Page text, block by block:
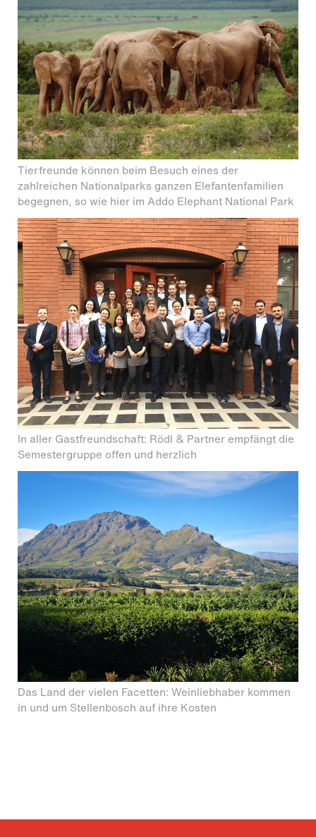
Tierfreunde können beim Besuch eines der
zahlreichen Nationalparks ganzen Elefantenfamilien
begegnen, so wie hier im Addo Elephant National Park
In aller Gastfreundschaft: Rödl & Partner empfängt die
Semestergruppe offen und herzlich
Das Land der vielen Facetten: Weinliebhaber kommen
in und um Stellenbosch auf ihre Kosten